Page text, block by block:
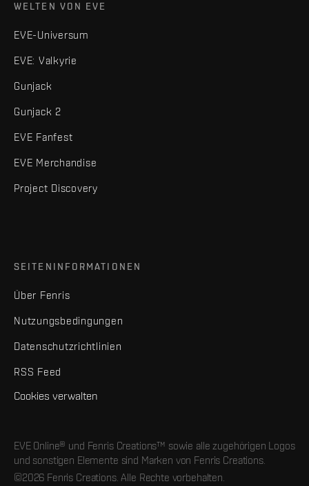
WELTEN VON EVE
EVE-Universum
EVE: Valkyrie
Gunjack
Gunjack 2
EVE Fanfest
EVE Merchandise
Project Discovery
SEITENINFORMATIONEN
Über Fenris
Nutzungsbedingungen
Datenschutzrichtlinien
RSS Feed
Cookies verwalten
EVE Online® und Fenris Creations™ sowie alle zugehörigen Logos
und sonstigen Elemente sind Marken von Fenris Creations.
©2026 Fenris Creations. Alle Rechte vorbehalten.